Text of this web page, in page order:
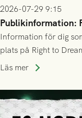
2026-07-29 9:15
Publikinformation:
Information för dig
plats på Right to
Läs mer